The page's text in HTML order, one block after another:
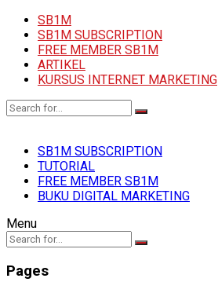
SB1M
SB1M SUBSCRIPTION
FREE MEMBER SB1M
ARTIKEL
KURSUS INTERNET MARKETING
SB1M SUBSCRIPTION
TUTORIAL
FREE MEMBER SB1M
BUKU DIGITAL MARKETING
Menu
Pages